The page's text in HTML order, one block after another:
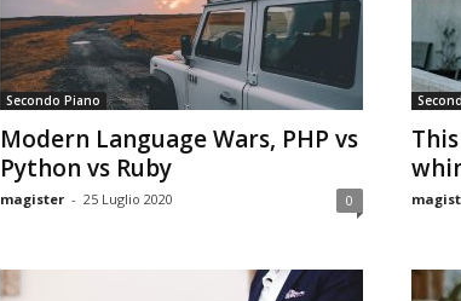
Secondo Piano
Modern Language Wars, PHP vs
Python vs Ruby
magister - 25 Luglio 2020 0